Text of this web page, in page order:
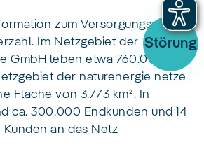
zum Versorgungsgebiet
Im Netzgebiet der
GmbH leben etwa 760.000
der naturenergie netze
Fläche von 3.773 km². In
ca. 300.000 Endkunden und 14
an das Netz
Störung